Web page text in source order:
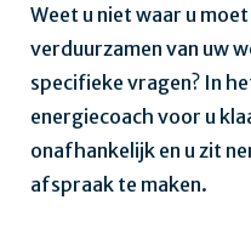
Weet u niet waar u
verduurzamen van uw
specifieke vragen? In
energiecoach voor u
onafhankelijk en u zit
afspraak te maken.